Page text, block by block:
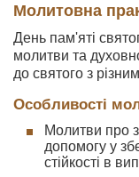
Молитовна
День пам'яті
молитви та
до святого з
Особливості
Молитви про
допомогу у
стійкості в